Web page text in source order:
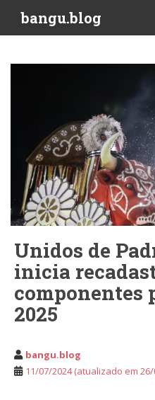
i
bangu.blog
Unidos de
inicia
componentes
2025
bangu.blog
11/07/2024(atualizado em 26/